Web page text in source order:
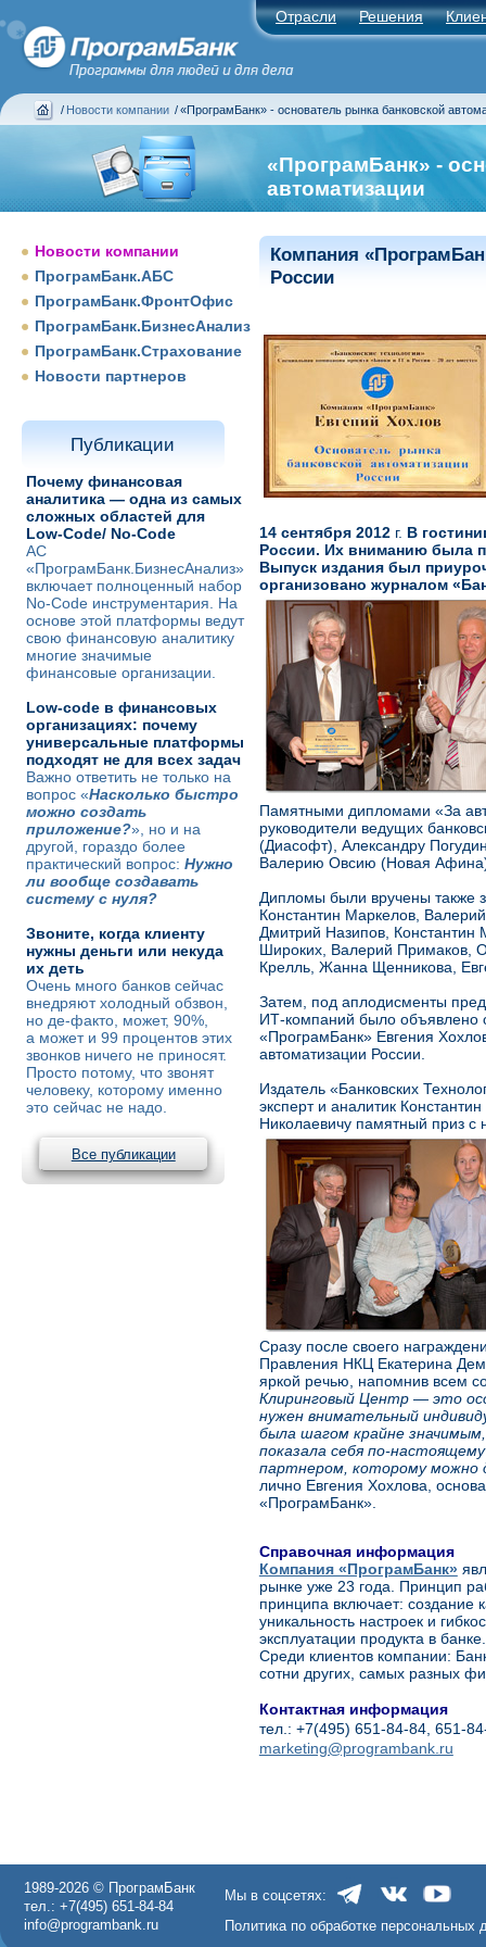
Отрасли Решения
/ Новости компании / «ПрограмБанк» - основатель рынка банковской
«ПрограмБанк» -
автоматизации
Новости компании
ПрограмБанк.АБС
ПрограмБанк.ФронтОфис
ПрограмБанк.БизнесАнализ
ПрограмБанк.Страхование
Новости партнеров
Публикации
Почему финансовая
аналитика — одна из самых
сложных областей для
Low-Code/ No-Code
АС
«ПрограмБанк.БизнесАнализ»
включает полноценный набор
No-Code инструментария. На
основе этой платформы ведут
свою финансовую аналитику
многие значимые
финансовые организации.
Low-code в финансовых
организациях: почему
универсальные платформы
подходят не для всех задач
Важно ответить не только на
вопрос «Насколько быстро
можно создать
приложение?», но и на
другой, гораздо более
практический вопрос: Нужно
ли вообще создавать
систему с нуля?
Звоните, когда клиенту
нужны деньги или некуда
их деть
Очень много банков сейчас
внедряют холодный обзвон,
но де-факто, может, 90%,
а может и 99 процентов этих
звонков ничего не приносят.
Просто потому, что звонят
человеку, которому именно
это сейчас не надо.
Все публикации
Компания
России
14 сентября 2012г. В
России. Их вниманию была
Выпуск издания был
организовано журналом
Памятными дипломами «За
руководители ведущих
(Диасофт), Александру
Валерию Овсию (Новая
Дипломы были вручены также
Константин Маркелов,
Дмитрий Назипов, Константин
Широких, Валерий Примаков,
Крелль, Жанна Щенникова,
Затем, под аплодисменты
ИТ-компаний было объявлено
«ПрограмБанк» Евгения
автоматизации России.
Издатель «Банковских
эксперт и аналитик
Николаевичу памятный приз с
Сразу после своего
Правления НКЦ Екатерина
яркой речью, напомнив всем
Клиринговый Центр —это
нужен внимательный
была шагом крайне
показала себя по-
партнером, которому можно
лично Евгения Хохлова,
«ПрограмБанк».
Справочная информация
Компания «ПрограмБанк»
рынке уже 23 года. Принцип
принципа включает: создание
уникальность настроек и
эксплуатации продукта в банке.
Среди клиентов компании:
сотни других, самых разных
Контактная информация
тел.: +7(495) 651-84-84, 651-
marketing@programbank.ru
1989-2026 © ПрограмБанк
тел.: +7(495) 651-84-84
info@programbank.ru
Мы в соцсетях:
Политика по обработке персональных